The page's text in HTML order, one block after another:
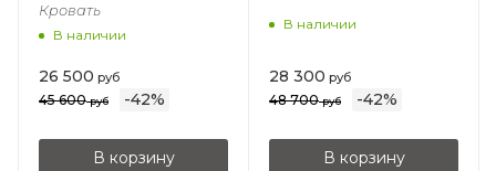
Кровать
В наличии
26 500 руб
45 600руб -42%
В корзину
В наличии
28 300 руб
48 700руб -42%
В корзину